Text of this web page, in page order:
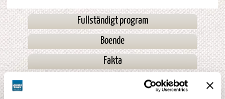
Fullständigt program
Boende
Fakta